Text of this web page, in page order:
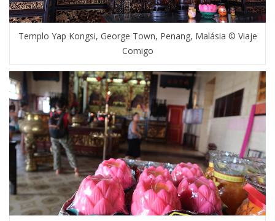
Templo Yap Kongsi, George Town, Penang, Malásia © Viaje
Comigo